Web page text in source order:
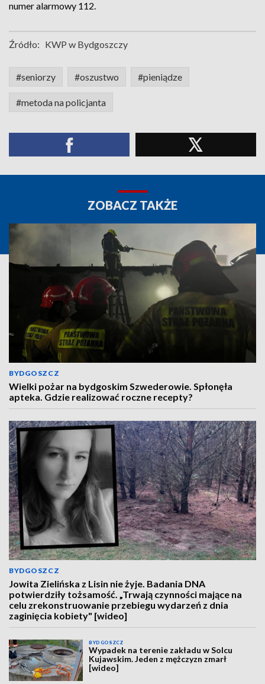
numer alarmowy 112.
Źródło: KWP w Bydgoszczy
#seniorzy #oszustwo #pieniądze
#metoda na policjanta
ZOBACZ TAKŻE
BYDGOSZCZ
Wielki pożar na bydgoskim Szwederowie. Spłonęła
apteka. Gdzie realizować roczne recepty?
BYDGOSZCZ
Jowita Zielińska z Lisin nie żyje. Badania DNA
potwierdziły tożsamość. „Trwają czynności mające na
celu zrekonstruowanie przebiegu wydarzeń z dnia
zaginięcia kobiety" [wideo]
BYDGOSZCZ
Wypadek na terenie zakładu w Solcu
Kujawskim. Jeden z mężczyzn zmarł
[wideo]